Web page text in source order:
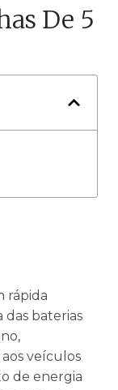
De 5
rápida
das baterias
veículos
de energia